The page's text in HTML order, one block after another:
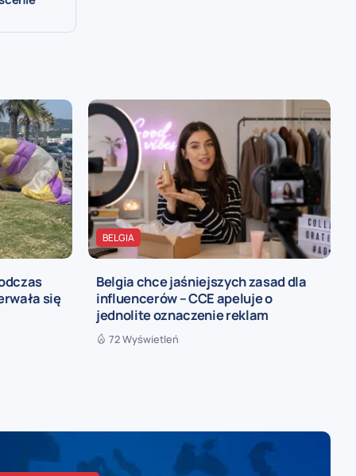
się
BELGIA
Belgia chce jaśniejszych zasad dla
influencerów – CCE apeluje o
jednolite oznaczenie reklam
72 Wyświetleń